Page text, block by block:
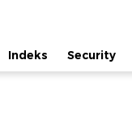
Indeks Security